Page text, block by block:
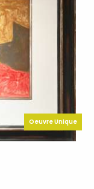
Oeuvre Unique